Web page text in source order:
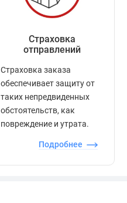
Страховка
отправлений
Страховка заказа
обеспечивает защиту от
таких непредвиденных
обстоятельств, как
повреждение и утрата.
Подробнее